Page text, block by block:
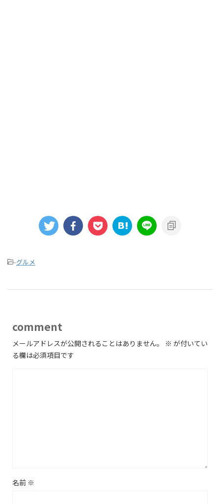
-グルメ
comment
メールアドレスが公開されることはありません。 ※ が付いてい
る欄は必須項目です
名前 ※